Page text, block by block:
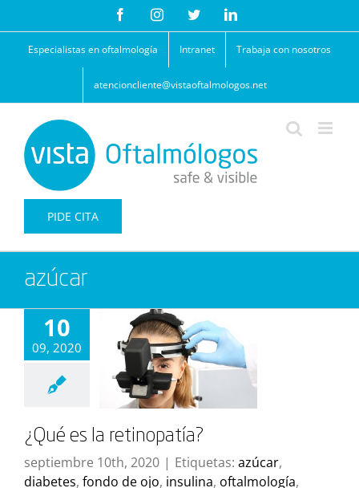
contenido
FacebookInstagramTwitterLinkedIn
Especialistas en oftalmología Intranet Trabaja con nosotros
atencioncliente@vistaoftalmologos.net
PIDE CITA
azúcar
10
09, 2020
¿Qué es la retinopatía?
septiembre 10th, 2020 | Etiquetas: azúcar,
diabetes, fondo de ojo, insulina, oftalmología,